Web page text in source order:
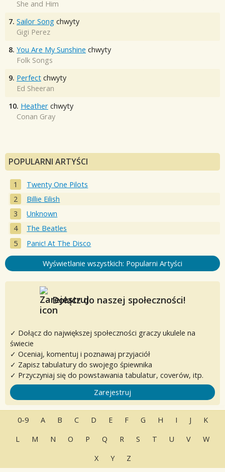
She and Him
7. Sailor Song chwyty
Gigi Perez
8. You Are My Sunshine chwyty
Folk Songs
9. Perfect chwyty
Ed Sheeran
10. Heather chwyty
Conan Gray
POPULARNI ARTYŚCI
Twenty One Pilots
Billie Eilish
Unknown
The Beatles
Panic! At The Disco
Wyświetlanie wszystkich: Popularni Artyści
Dołącz do naszej społeczności!
✓ Dołącz do największej społeczności graczy ukulele na
świecie
✓ Oceniaj, komentuj i poznawaj przyjaciół
✓ Zapisz tabulatury do swojego śpiewnika
✓ Przyczyniaj się do powstawania tabulatur, coverów, itp.
Zarejestruj
0-9 A B C D E F G H I J
K
L
M N O P Q R S T U V
W
X
Y Z